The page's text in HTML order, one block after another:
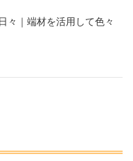
々｜端材を活用して色々